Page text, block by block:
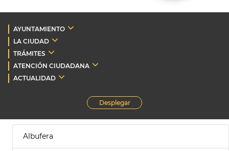
AYUNTAMIENTO
LA CIUDAD
TRÁMITES
ATENCIÓN CIUDADANA
ACTUALIDAD
Desplegar
Albufera